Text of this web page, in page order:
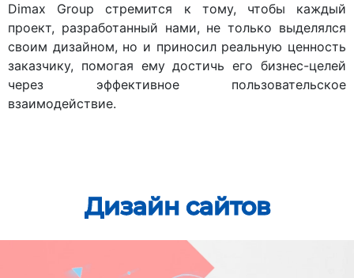
Dimax Group стремится к тому, чтобы каждый
проект, разработанный нами, не только выделялся
своим дизайном, но и приносил реальную ценность
заказчику, помогая ему достичь его бизнес-целей
через эффективное пользовательское
взаимодействие.
Дизайн сайтов